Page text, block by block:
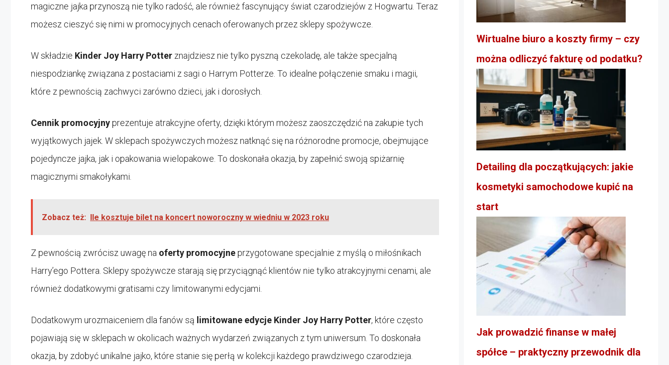
magiczne jajka przynoszą nie tylko radość, ale również fascynujący świat czarodziejów z Hogwartu. Teraz
możesz cieszyć się nimi w promocyjnych cenach oferowanych przez sklepy spożywcze.
W składzie Kinder Joy Harry Potter znajdziesz nie tylko pyszną czekoladę, ale także specjalną
niespodziankę związana z postaciami z sagi o Harrym Potterze. To idealne połączenie smaku i magii,
które z pewnością zachwyci zarówno dzieci, jak i dorosłych.
Cennik promocyjnyprezentuje atrakcyjne oferty, dzięki którym możesz zaoszczędzić na zakupie tych
wyjątkowych jajek. W sklepach spożywczych możesz natknąć się na różnorodne promocje, obejmujące
pojedyncze jajka, jak i opakowania wielopakowe. To doskonała okazja, by zapełnić swoją spiżarnię
magicznymi smakołykami.
Zobacz też: Ile kosztuje bilet na koncert noworoczny w wiedniu w 2023 roku
Z pewnością zwrócisz uwagę na oferty promocyjneprzygotowane specjalnie z myślą o miłośnikach
Harry’ego Pottera. Sklepy spożywcze starają się przyciągnąć klientów nie tylko atrakcyjnymi cenami, ale
również dodatkowymi gratisami czy limitowanymi edycjami.
Dodatkowym urozmaiceniem dla fanów są limitowane edycje Kinder Joy Harry Potter, które często
pojawiają się w sklepach w okolicach ważnych wydarzeń związanych z tym uniwersum. To doskonała
okazja, by zdobyć unikalne jajko, które stanie się perłą w kolekcji każdego prawdziwego czarodzieja.
Wirtualne biuro a koszty firmy – czy
można odliczyć fakturę od podatku?
Detailing dla początkujących: jakie
kosmetyki samochodowe kupić na
start
Jak prowadzić finanse w małej
spółce – praktyczny przewodnik dla